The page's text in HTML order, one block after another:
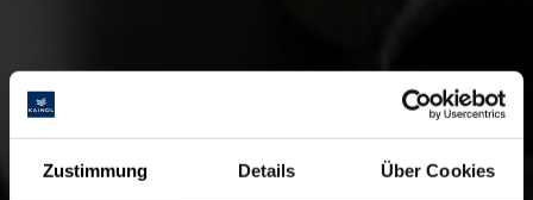
Zustimmung Details Über Cookies